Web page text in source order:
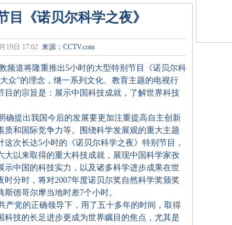
目《诺贝尔科学之夜》
19日 17:02来源： CCTV.com
道将隆重推出5小时的大型特别节目《诺贝尔科
众”的理念，继一系列文化、教育主题的电视行
的宗旨是：展示中国科技成就，了解世界科技
提出我国今后的发展要更加注重提高自主创新
和国际竞争力等。围绕科学发展观的重大主题
次长达5小时的《诺贝尔科学之夜》特别节目，
以来取得的重大科技成就，展现中国科学家孜
中国的科技实力，以及诸多科学进步成果在世
分时，将对2007年度诺贝尔奖自然科学奖颁奖
德哥尔摩当地时差7个小时。
党的正确领导下，用了五十多年的时间，取得
技的长足进步更成为世界瞩目的焦点，尤其是